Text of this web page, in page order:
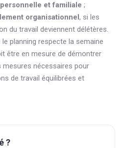
et familiale ;
organisationnel, si les
du travail deviennent délétères.
planning respecte la semaine
être en mesure de démontrer
mesures nécessaires pour
de travail équilibrées et
?